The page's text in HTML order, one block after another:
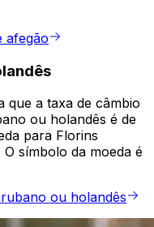
afegão
que a taxa de câmbio
ou holandês é de
para Florins
símbolo da moeda é
ou holandês